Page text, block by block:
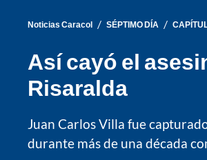
Noticias Caracol / SÉPTIMO DÍA /
Así cayó el
Risaralda
Juan Carlos Villa fue
durante más de una década